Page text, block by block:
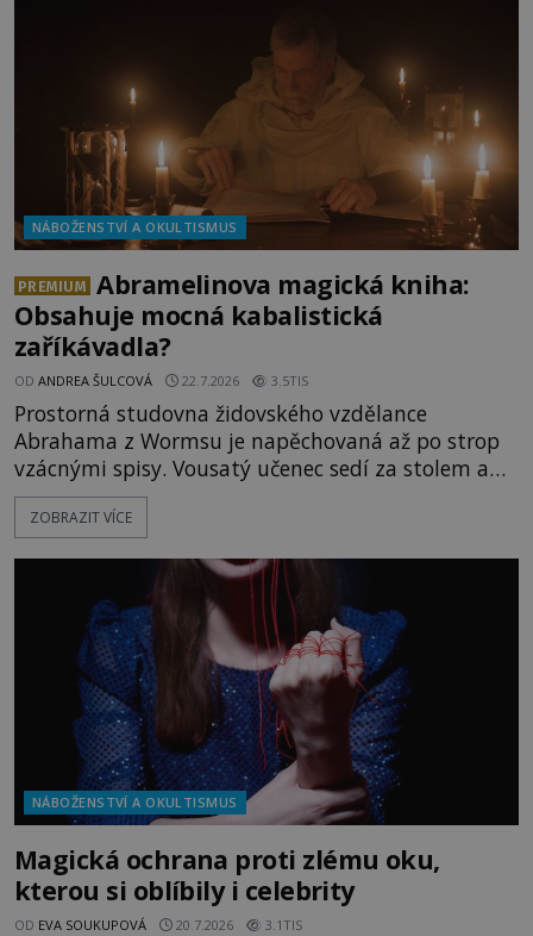
NÁBOŽENSTVÍ A OKULTISMUS
PREMIUM
Abramelinova magická kniha:
Obsahuje mocná kabalistická
zaříkávadla?
OD ANDREA ŠULCOVÁ 22.7.2026 3.5TIS
Prostorná studovna židovského vzdělance
Abrahama z Wormsu je napěchovaná až po strop
vzácnými spisy. Vousatý učenec sedí za stolem a
před sebou má rozložený jeden z nejzáhadnějších
magických textů. Jde o Abramelinův grimoár, který
kouzla, jak si někteří myslí, nebo jde o pouhou
pověru? Už šest měsíců pobývá
ZOBRAZIT VÍCE
NÁBOŽENSTVÍ A OKULTISMUS
Magická ochrana proti zlému oku,
kterou si oblíbily i celebrity
OD EVA SOUKUPOVÁ 20.7.2026 3.1TIS